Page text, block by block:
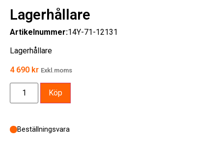
Lagerhållare
Artikelnummer:14Y-71-12131
Lagerhållare
4 690 kr Exkl.moms
Beställningsvara
Köp